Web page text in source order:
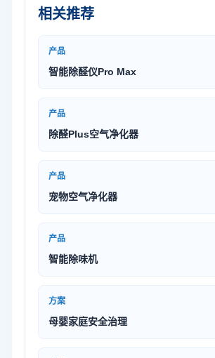
相关推荐
产品
智能除醛仪Pro Max
产品
除醛Plus空气净化器
产品
宠物空气净化器
产品
智能除味机
方案
母婴家庭安全治理